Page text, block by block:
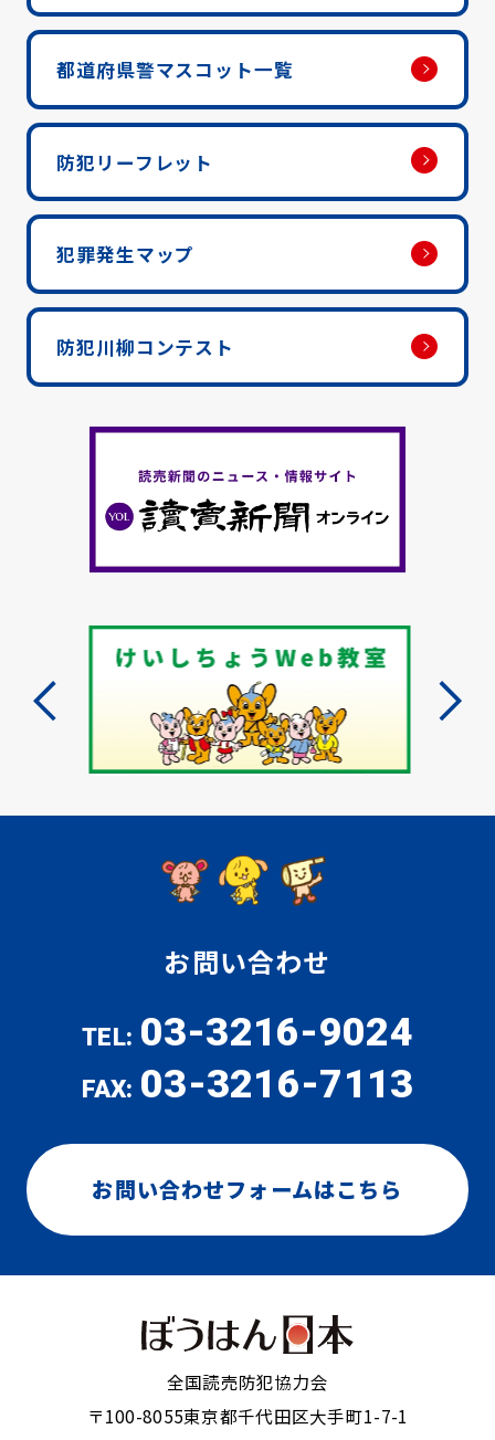
都道府県警マスコット一覧
防犯リーフレット
犯罪発生マップ
防犯川柳コンテスト
お問い合わせ
TEL: 03-3216-9024
FAX: 03-3216-7113
お問い合わせフォームはこちら
全国読売防犯協力会
〒100-8055東京都千代田区大手町1-7-1